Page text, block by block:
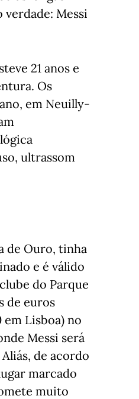
verdade: Messi
21 anos e
Os
em Neuilly-
ultrassom
de Ouro, tinha
e é válido
do Parque
de euros
em Lisboa) no
Messi será
de acordo
marcado
muito